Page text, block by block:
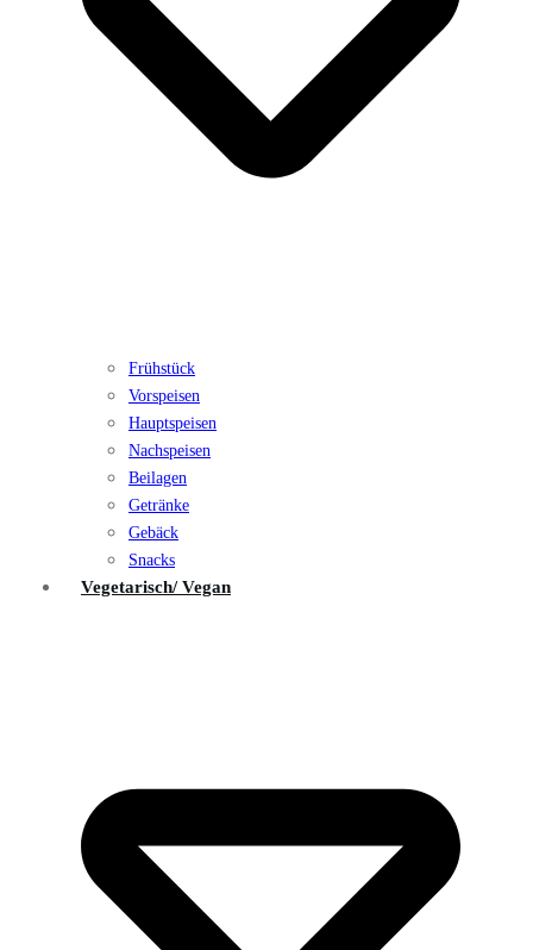
Frühstück
Vorspeisen
Hauptspeisen
Nachspeisen
Beilagen
Getränke
Gebäck
Snacks
Vegetarisch/ Vegan